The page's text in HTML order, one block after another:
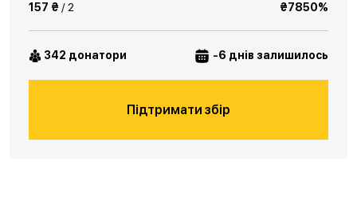
157 ₴ / 2 ₴7850%
342 донатори -6 днів залишилось
Підтримати збір